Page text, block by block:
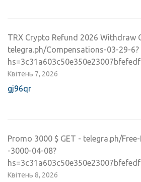
TRX Crypto Refund 2026 Withdraw
telegra.ph/Compensations-03-29-6?
Квітень 7, 2026
gj96qr
Promo 3000 $ GET - telegra.ph/
-3000-04-08?
Квітень 8, 2026